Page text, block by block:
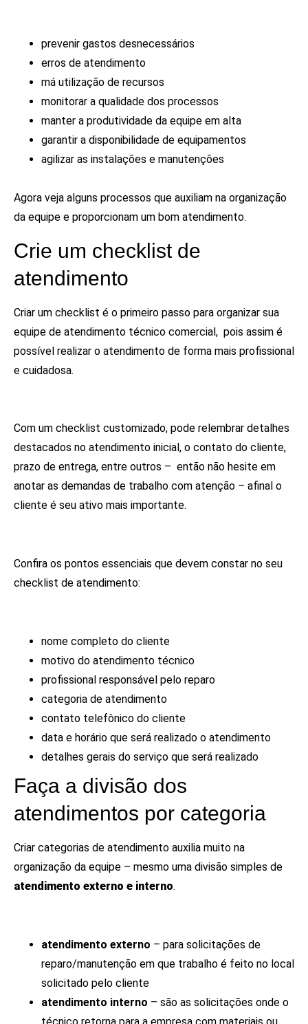
prevenir gastos desnecessários
erros de atendimento
má utilização de recursos
monitorar a qualidade dos processos
manter a produtividade da equipe em alta
garantir a disponibilidade de equipamentos
agilizar as instalações e manutenções
Agora veja alguns processos que auxiliam na organização
da equipe e proporcionam um bom atendimento.
Crie um checklist de
atendimento
Criar um checklist é o primeiro passo para organizar sua
equipe de atendimento técnico comercial, pois assim é
possível realizar o atendimento de forma mais profissional
e cuidadosa.
Com um checklist customizado, pode relembrar detalhes
destacados no atendimento inicial, o contato do cliente,
prazo de entrega, entre outros – então não hesite em
anotar as demandas de trabalho com atenção – afinal o
cliente é seu ativo mais importante.
Confira os pontos essenciais que devem constar no seu
checklist de atendimento:
nome completo do cliente
motivo do atendimento técnico
profissional responsável pelo reparo
categoria de atendimento
contato telefônico do cliente
data e horário que será realizado o atendimento
detalhes gerais do serviço que será realizado
Faça a divisão dos
atendimentos por categoria
Criar categorias de atendimento auxilia muito na
organização da equipe – mesmo uma divisão simples de
atendimento externo e interno.
atendimento externo – para solicitações de
reparo/manutenção em que trabalho é feito no local
solicitado pelo cliente
atendimento interno – são as solicitações onde o